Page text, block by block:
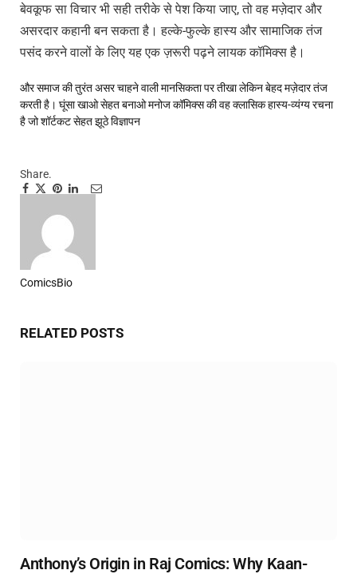
बेवकूफ सा विचार भी सही तरीके से पेश किया जाए, तो वह मज़ेदार और
असरदार कहानी बन सकता है। हल्के-फुल्के हास्य और सामाजिक तंज
पसंद करने वालों के लिए यह एक ज़रूरी पढ़ने लायक कॉमिक्स है।
और समाज की तुरंत असर चाहने वाली मानसिकता पर तीखा लेकिन बेहद मज़ेदार तंज
करती है। घूंसा खाओ सेहत बनाओ मनोज कॉमिक्स की वह क्लासिक हास्य-व्यंग्य रचना
है जो शॉर्टकट सेहतझूठे विज्ञापन
Share.
Facebook
TwitterPinterest
LinkedIn
Tumblr
Email
ComicsBio
RELATED POSTS
Anthony’s Origin in Raj Comics: Why Kaan-